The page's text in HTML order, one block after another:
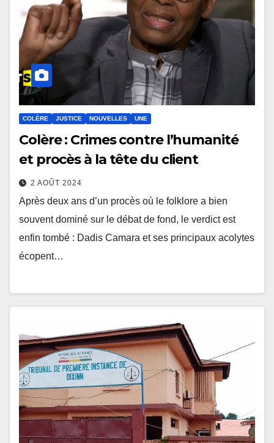
COLÈRE JUSTICE NOUVELLES UNE
Colère : Crimes contre l’humanité
et procès à la tête du client
2 AOÛT 2024
Après deux ans d’un procès où le folklore a bien
souvent dominé sur le débat de fond, le verdict est
enfin tombé : Dadis Camara et ses principaux acolytes
écopent…